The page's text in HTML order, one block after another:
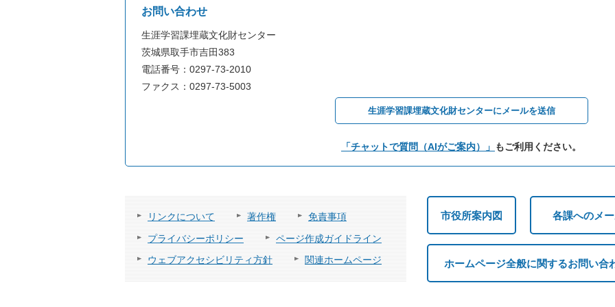
お問い合わせ
生涯学習課埋蔵文化財センター
茨城県取手市吉田383
電話番号：0297-73-2010
ファクス：0297-73-5003
生涯学習課埋蔵文化財センターにメールを送信
「チャットで質問（AIがご案内）」 もご利用ください。
リンクについて 著作権
免責事項
プライバシーポリシー
ページ作成ガイドライン
ウェブアクセシビリティ方針
関連ホームページ
市役所案内図 各課へのメ
ホームページ全般に関するお問い合